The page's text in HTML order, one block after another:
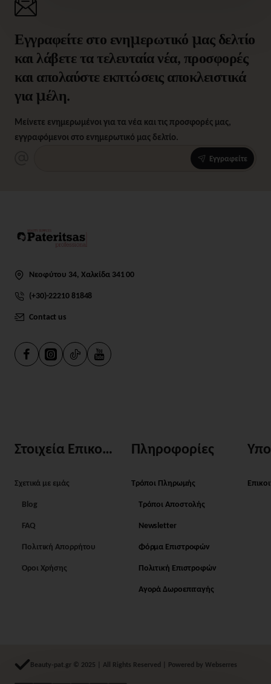
Εγγραφείτε στο ενημερωτικό μας δελτίο
και λάβετε τα τελευταία νέα, προσφορές
και απολαύστε εκπτώσεις αποκλειστικά
για μέλη.
Μείνετε ενημερωμένοι για τα νέα και τις προσφορές μας,
εγγραφόμενοι στο ενημερωτικό μας δελτίο.
Εγγραφείτε
Νεοφύτου 34, Χαλκίδα 341 00
(+30)-22210 81848
Contact us
Στοιχεία Επικοινωνίας
Σχετικά με εμάς
Blog
FAQ
Πολιτική Απορρήτου
Όροι Χρήσης
Πληροφορίες
Τρόποι Πληρωμής
Τρόποι Αποστολής
Newsletter
Φόρμα Επιστροφών
Πολιτική Επιστροφών
Αγορά Δωροεπιταγής
Beauty-pat.gr © 2025 | All Rights Reserved | Powered by Webserres